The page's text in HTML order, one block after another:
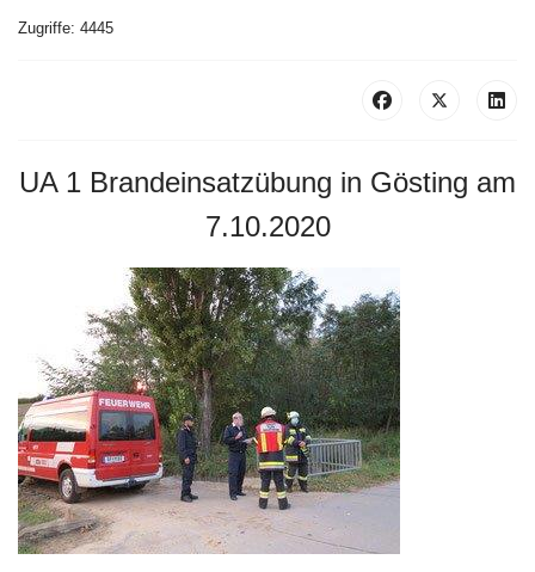
Zugriffe: 4445
UA 1 Brandeinsatzübung in Gösting am
7.10.2020